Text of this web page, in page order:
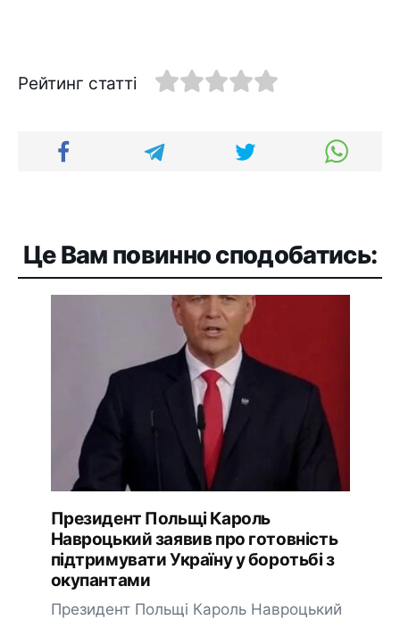
Рейтинг статті
Це Вам повинно сподобатись:
Президент Польщі Кароль
Навроцький заявив про готовність
підтримувати Україну у боротьбі з
окупантами
Президент Польщі Кароль Навроцький